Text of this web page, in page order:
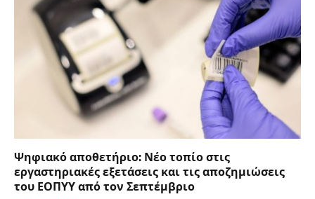
Ψηφιακό αποθετήριο: Νέο τοπίο στις
εργαστηριακές εξετάσεις και τις αποζημιώσεις
του ΕΟΠΥΥ από τον Σεπτέμβριο